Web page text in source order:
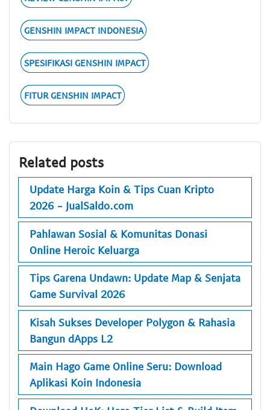
GENSHIN IMPACT INDONESIA
SPESIFIKASI GENSHIN IMPACT
FITUR GENSHIN IMPACT
Related posts
Update Harga Koin & Tips Cuan Kripto
2026 - JualSaldo.com
Pahlawan Sosial & Komunitas Donasi
Online Heroic Keluarga
Tips Garena Undawn: Update Map & Senjata
Game Survival 2026
Kisah Sukses Developer Polygon & Rahasia
Bangun dApps L2
Main Hago Game Online Seru: Download
Aplikasi Koin Indonesia